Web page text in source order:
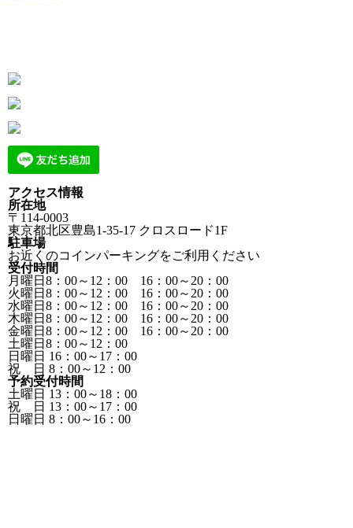
アクセス情報
所在地
〒114-0003
東京都北区豊島1-35-17 クロスロード1F
駐車場
お近くのコインパーキングをご利用ください
受付時間
月曜日8：00～12：00 16：00～20：00
火曜日8：00～12：00 16：00～20：00
水曜日8：00～12：00 16：00～20：00
木曜日8：00～12：00 16：00～20：00
金曜日8：00～12：00 16：00～20：00
土曜日8：00～12：00
日曜日 16：00～17：00
祝 日 8：00～12：00
予約受付時間
土曜日 13：00～18：00
祝 日 13：00～17：00
日曜日 8：00～16：00